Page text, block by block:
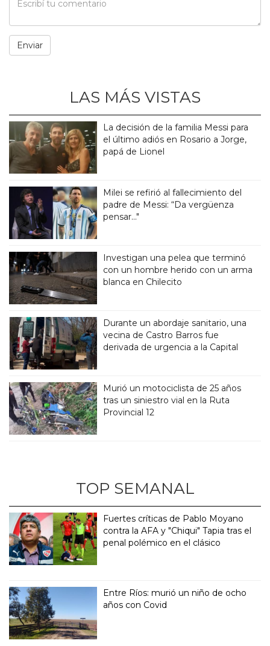
LAS MÁS VISTAS
La decisión de la familia Messi para
el último adiós en Rosario a Jorge,
papá de Lionel
Milei se refirió al fallecimiento del
padre de Messi: “Da vergüenza
pensar..."
Investigan una pelea que terminó
con un hombre herido con un arma
blanca en Chilecito
Durante un abordaje sanitario, una
vecina de Castro Barros fue
derivada de urgencia a la Capital
Murió un motociclista de 25 años
tras un siniestro vial en la Ruta
Provincial 12
TOP SEMANAL
Fuertes críticas de Pablo Moyano
contra la AFA y "Chiqui" Tapia tras el
penal polémico en el clásico
Entre Ríos: murió un niño de ocho
años con Covid